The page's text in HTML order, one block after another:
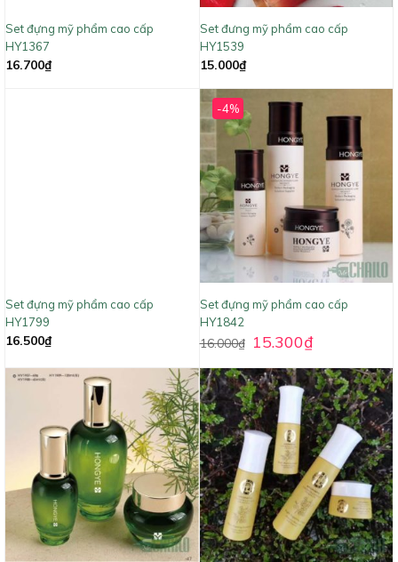
Set đựng mỹ phẩm cao cấp
HY1367
16.700₫
Set đưng mỹ phẩm cao cấp
HY1539
15.000₫
Set đựng mỹ phẩm cao cấp
HY1799
16.500₫
-4%
Set đựng mỹ phẩm cao cấp
HY1842
16.000₫ 15.300₫